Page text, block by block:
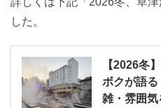
した。
【2026冬
ボクが語
雑・雰囲